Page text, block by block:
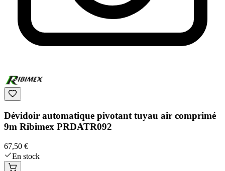
Dévidoir automatique pivotant tuyau air comprimé
9m Ribimex PRDATR092
67,50 €
En stock